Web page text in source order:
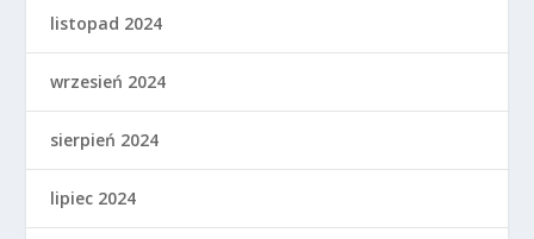
listopad 2024
wrzesień 2024
sierpień 2024
lipiec 2024